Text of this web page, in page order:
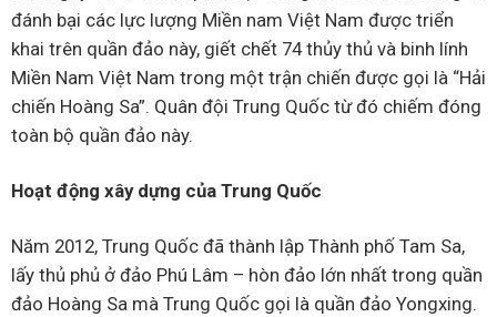
đánh bại các lực lượng Miền nam Việt Nam được triển
khai trên quần đảo này, giết chết 74 thủy thủ và binh lính
Miền Nam Việt Nam trong một trận chiến được gọi là “Hải
chiến Hoàng Sa”. Quân đội Trung Quốc từ đó chiếm đóng
toàn bộ quần đảo này.
Hoạt động xây dựng của Trung Quốc
Năm 2012, Trung Quốc đã thành lập Thành phố Tam Sa,
lấy thủ phủ ở đảo Phú Lâm – hòn đảo lớn nhất trong quần
đảo Hoàng Sa mà Trung Quốc gọi là quần đảo Yongxing.